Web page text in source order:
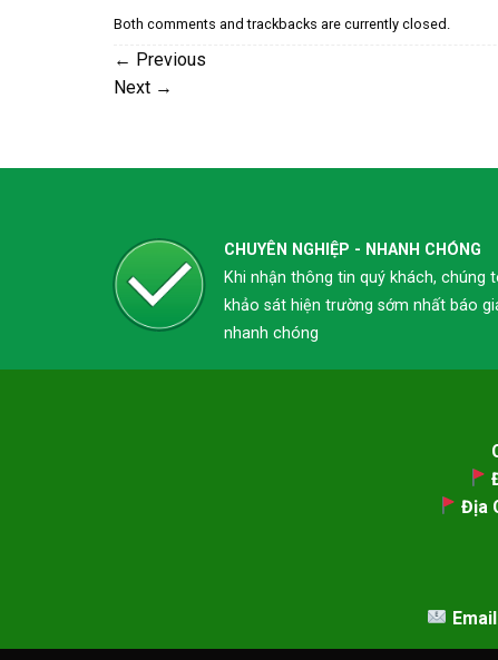
Both comments and trackbacks are currently closed.
← Previous
Next →
CHUYÊN NGHIỆP - NHANH CHÓNG
Khi nhận thông tin quý khách, chúng
khảo sát hiện trường sớm nhất báo
nhanh chóng
Địa